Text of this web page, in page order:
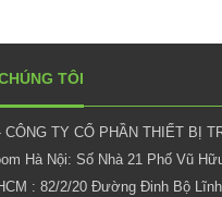
TÔI
TY CỔ PHẦN THIẾT BỊ
Hà Nội: Số Nhà 21 Phố Vũ
: 82/2/20 Đường Đinh Bộ